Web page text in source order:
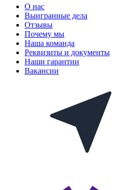
О нас
Выигранные дела
Отзывы
Почему мы
Наша команда
Реквизиты и документы
Наши гарантии
Вакансии